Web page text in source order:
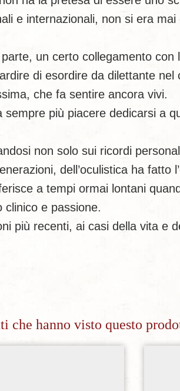
e internazionali, non si era
un certo collegamento
di esordire da dilettante
che fa sentire ancora vivi.
più piacere dedicarsi a
non solo sui ricordi
dell’oculistica ha
a tempi ormai lontani
e passione.
più recenti, ai casi della vita e
che hanno visto questo